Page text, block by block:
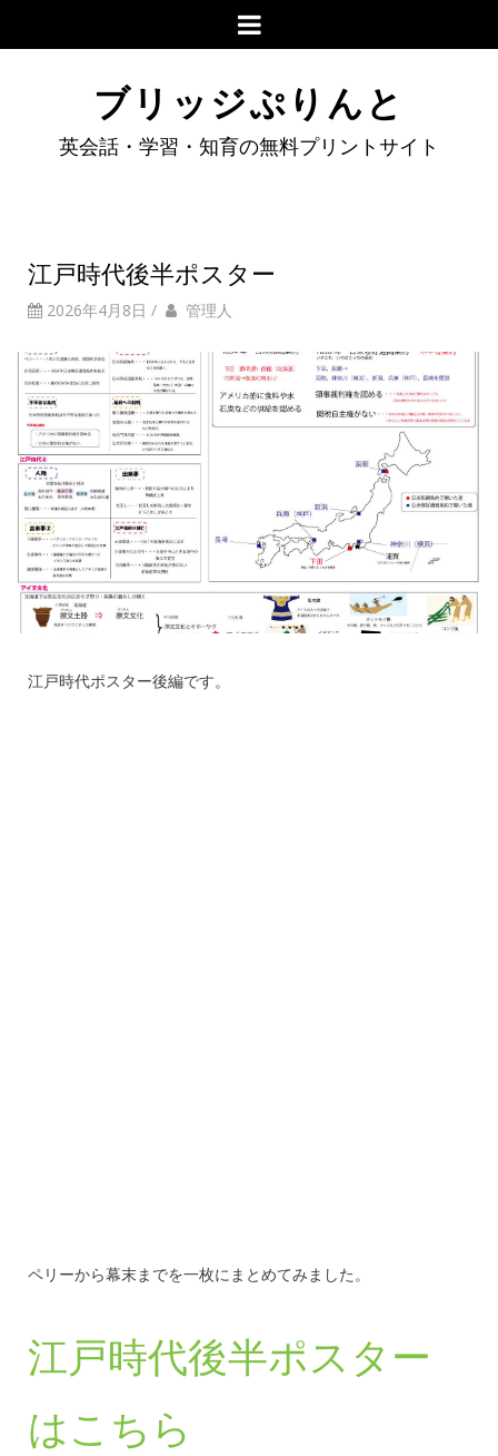
ブリッジぷりんと
英会話・学習・知育の無料プリントサイト
江戸時代後半ポスター
2026年4月8日 / 管理人
江戸時代ポスター後編です。
ペリーから幕末までを一枚にまとめてみました。
江戸時代後半ポスター
はこちら